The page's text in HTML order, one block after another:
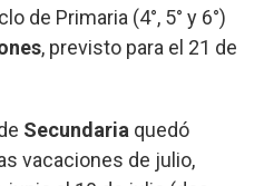
de Primaria (4°, 5° y 6°)
, previsto para el 21 de
Secundaria quedó
vacaciones de julio,